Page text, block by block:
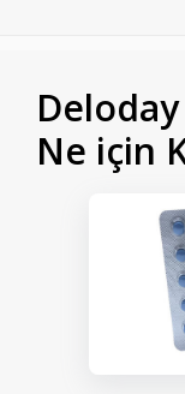
Ne için